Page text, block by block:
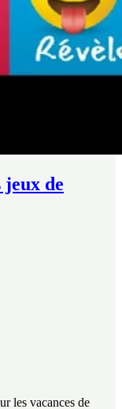
de
les vacances de